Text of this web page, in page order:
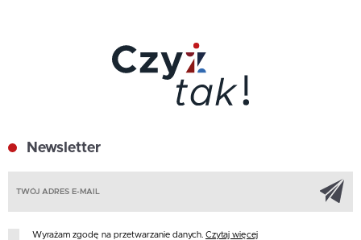
Newsletter
Wyrażam zgodę na przetwarzanie danych. Czytaj więcej